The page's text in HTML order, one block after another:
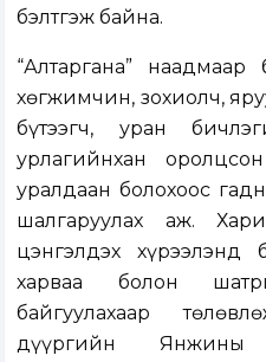
бэлтгэж байна.
“Алтаргана”
хөгжимчин, зохиолч,
бүтээгч, уран
урлагийнхан
уралдаан болохоос
шалгаруулах аж.
цэнгэлдэх хүрээлэнд
харваа болон
байгуулахаар
дүүргийн